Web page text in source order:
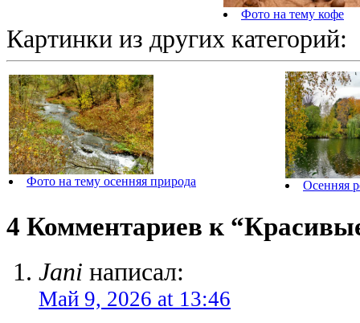
Фото на тему кофе
Картинки из других категорий:
Фото на тему осенняя природа Осенняя
4 Комментариев к
Jani написал:
Май 9, 2026 at 13:46